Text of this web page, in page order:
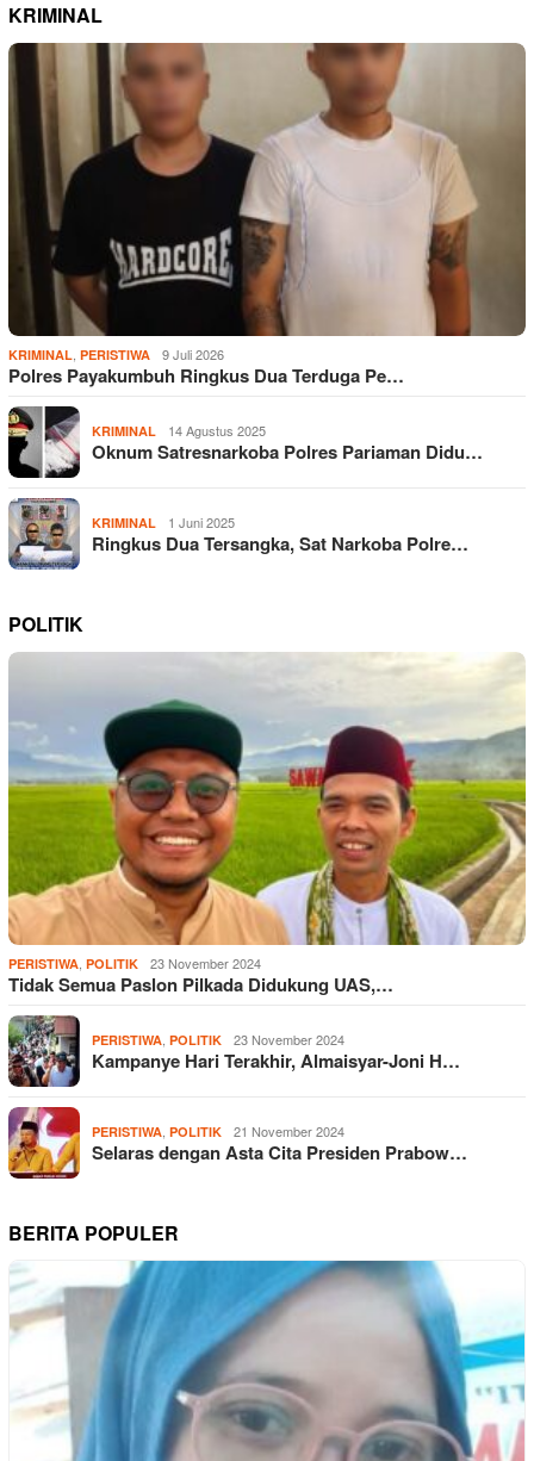
KRIMINAL
KRIMINAL, PERISTIWA 9 Juli 2026
Polres Payakumbuh Ringkus Dua Terduga Pe…
KRIMINAL 14 Agustus 2025
Oknum Satresnarkoba Polres Pariaman Didu…
KRIMINAL 1 Juni 2025
Ringkus Dua Tersangka, Sat Narkoba Polre…
POLITIK
PERISTIWA POLITIK 23 November 2024
Tidak Semua Paslon Pilkada Didukung UAS,…
PERISTIWA POLITIK 23 November 2024
Kampanye Hari Terakhir, Almaisyar-Joni H…
PERISTIWA POLITIK 21 November 2024
Selaras dengan Asta Cita Presiden Prabow…
BERITA POPULER